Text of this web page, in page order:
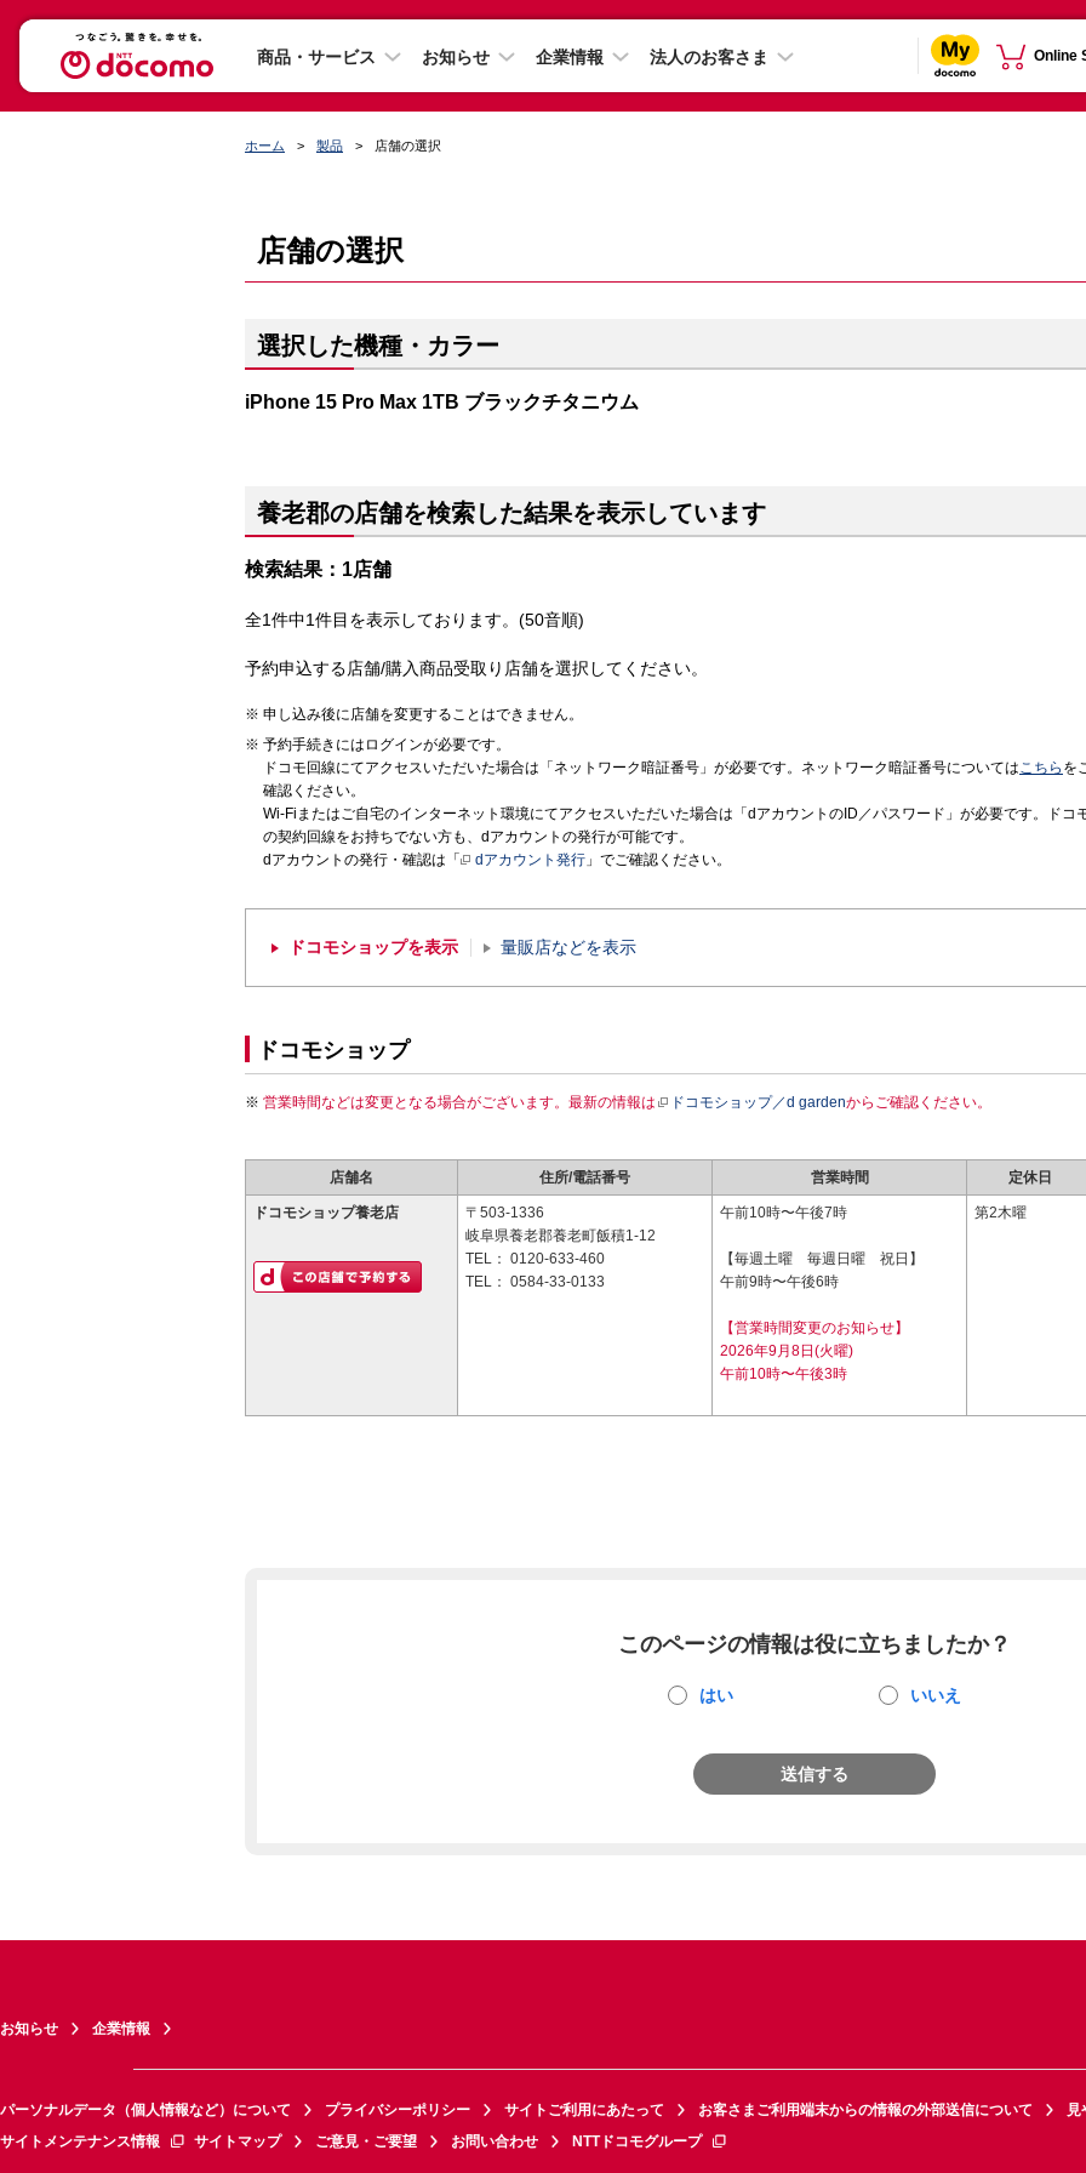
商品・サービス お知らせ 企業情報 法人のお客さま Online
ホーム 製品 店舗の選択
店舗の選択
選択した機種・カラー
iPhone 15 Pro Max 1TB ブラックチタニウム
養老郡の店舗を検索した結果を表示しています
検索結果：1店舗
全1件中1件目を表示しております。(50音順)
予約申込する店舗/購入商品受取り店舗を選択してください。
申し込み後に店舗を変更することはできません。
予約手続きにはログインが必要です。
ドコモ回線にてアクセスいただいた場合は「ネットワーク暗証番号」が必要です。ネットワーク暗証番号についてはこちら を
確認ください。
Wi-Fiまたはご自宅のインターネット環境にてアクセスいただいた場合は「dアカウントのID／パスワード」が必要です。ドコ
の契約回線をお持ちでない方も、dアカウントの発行が可能です。
dアカウントの発行・確認は「
dアカウント発行 」でご確認ください。
ドコモショップを表示 量販店などを表示
ドコモショップ
営業時間などは変更となる場合がございます。最新の情報は ドコモショップ／d gardenからご確認ください。
店舗名 住所/電話番号 営業時間 定休日
ドコモショップ養老店
〒503-1336
岐阜県養老郡養老町飯積1-12
TEL： 0120-633-460
TEL： 0584-33-0133
午前10時〜午後7時
【毎週土曜 毎週日曜 祝日】
午前9時〜午後6時
【営業時間変更のお知らせ】
2026年9月8日(火曜)
午前10時〜午後3時
第2木曜
このページの情報は役に立ちましたか？
はい いいえ
送信する
お知らせ 企業情報
パーソナルデータ（個人情報など）について プライバシーポリシー サイトご利用にあたって お客さまご利用端末からの情報の外部送信について
見
サイトメンテナンス情報
サイトマップ ご意見・ご要望 お問い合わせ NTTドコモグループ